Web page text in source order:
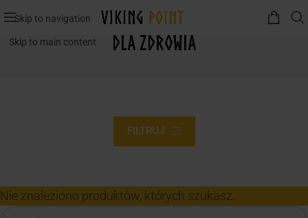
Skip to navigation
Skip to main content dla zdrowia
FILTRUJ
Nie znaleziono produktów, których szukasz.